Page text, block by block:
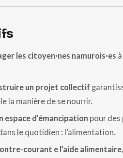
les citoyen·nes namurois·es
un projet collectif
la manière de se nourrir.
espace d’émancipation pour
le quotidien : l’alimentation.
courant e l’aide alimentaire